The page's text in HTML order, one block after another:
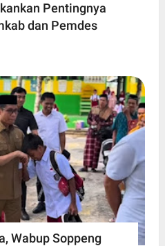
Pentingnya
dan Pemdes
Wabup Soppeng